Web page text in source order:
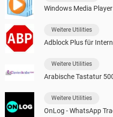
Windows Media
Weitere Utilities
Adblock Plus für
Weitere Utilities
Arabische Tastatur
Weitere Utilities
OnLog - WhatsApp